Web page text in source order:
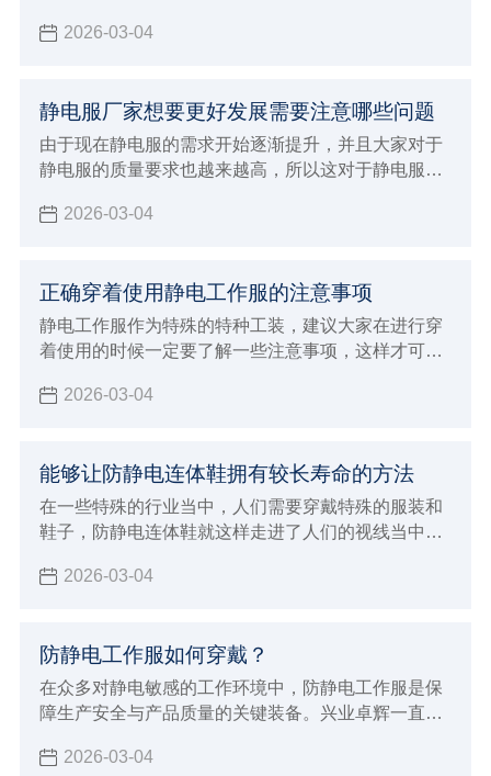
注意事项，在整个选购的过程当中就变得至关重要，
2026-03-04
静电服厂家想要更好发展需要注意哪些问题
由于现在静电服的需求开始逐渐提升，并且大家对于
静电服的质量要求也越来越高，所以这对于静电服厂
存的状态，如果想要能够让自己的厂家得到更好的发
2026-03-04
正确穿着使用静电工作服的注意事项
静电工作服作为特殊的特种工装，建议大家在进行穿
着使用的时候一定要了解一些注意事项，这样才可以
2026-03-04
能够让防静电连体鞋拥有较长寿命的方法
在一些特殊的行业当中，人们需要穿戴特殊的服装和
鞋子，防静电连体鞋就这样走进了人们的视线当中，
以自然希望它能够有较长的使用寿命，那么如何才能
2026-03-04
防静电工作服如何穿戴？
在众多对静电敏感的工作环境中，防静电工作服是保
障生产安全与产品质量的关键装备。兴业卓辉一直致
家详细介绍防静电工作服的正确穿戴方法及其重要意
2026-03-04